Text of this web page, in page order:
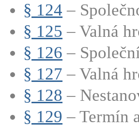
§ 124 –
§ 125 – Valná
§ 126 –
§ 127 – Valná
§ 128 –
§ 129 – Termín